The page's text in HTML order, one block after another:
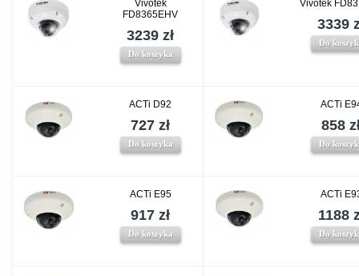
Vivotek
FD8365EHV
3239 zł
Do koszyka
Vivotek
3339
Do
ACTi D92
727 zł
Do koszyka
ACTi
858
Do
ACTi E95
917 zł
Do koszyka
ACTi
1188
Do